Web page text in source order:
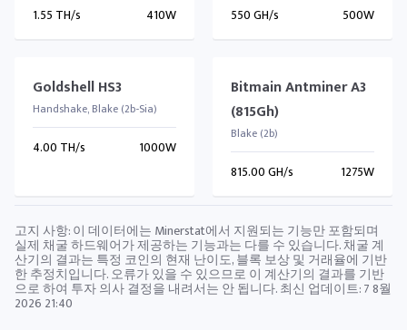
1.55 TH/s 410W 550 GH/s 500W
Goldshell HS3
Handshake, Blake (2b-Sia)
4.00 TH/s 1000W
Bitmain Antminer A3
(815Gh)
Blake (2b)
815.00 GH/s 1275W
고지 사항: 이 데이터에는 Minerstat에서 지원되는 기능만 포함되며
실제 채굴 하드웨어가 제공하는 기능과는 다를 수 있습니다. 채굴 계
산기의 결과는 특정 코인의 현재 난이도, 블록 보상 및 거래율에 기반
한 추정치입니다. 오류가 있을 수 있으므로 이 계산기의 결과를 기반
으로 하여 투자 의사 결정을 내려서는 안 됩니다. 최신 업데이트:7 8월
2026 21:40